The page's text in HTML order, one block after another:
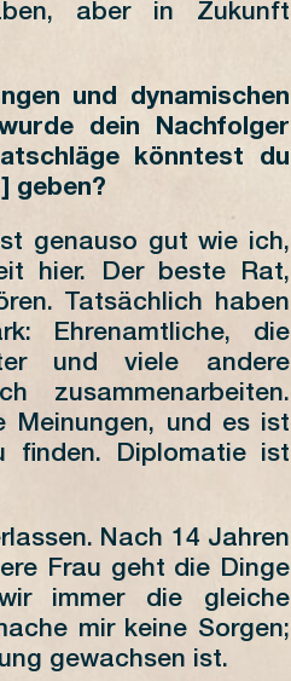
aber in Zukunft
und dynamischen
dein Nachfolger
könntest du
geben?
genauso gut wie ich,
hier. Der beste Rat,
Tatsächlich haben
Ehrenamtliche, die
und viele andere
zusammenarbeiten.
Meinungen, und es ist
finden. Diplomatie ist
Nach 14 Jahren
Frau geht die Dinge
immer die gleiche
mir keine Sorgen;
gewachsen ist.